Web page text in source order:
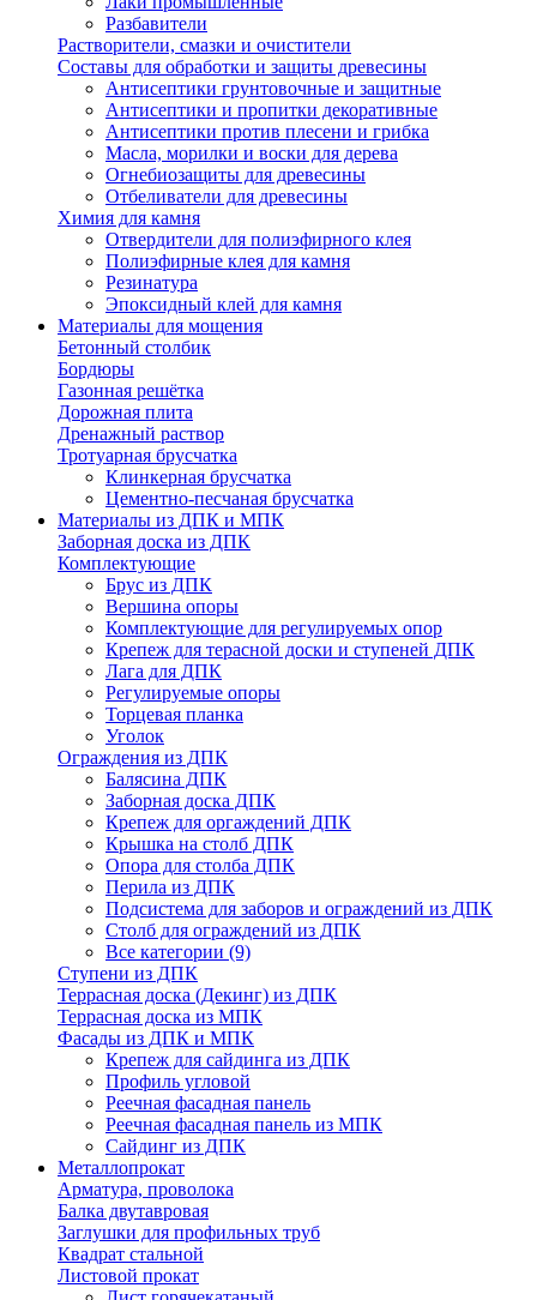
Разбавители
Растворители, смазки и очистители
Составы для обработки и защиты древесины
Антисептики грунтовочные и защитные
Антисептики и пропитки декоративные
Антисептики против плесени и грибка
Масла, морилки и воски для дерева
Огнебиозащиты для древесины
Отбеливатели для древесины
Химия для камня
Отвердители для полиэфирного клея
Полиэфирные клея для камня
Резинатура
Эпоксидный клей для камня
Материалы для мощения
Бетонный столбик
Бордюры
Газонная решётка
Дорожная плита
Дренажный раствор
Тротуарная брусчатка
Клинкерная брусчатка
Цементно-песчаная брусчатка
Материалы из ДПК и МПК
Заборная доска из ДПК
Комплектующие
Брус из ДПК
Вершина опоры
Комплектующие для регулируемых опор
Крепеж для терасной доски и ступеней ДПК
Лага для ДПК
Регулируемые опоры
Торцевая планка
Уголок
Ограждения из ДПК
Балясина ДПК
Заборная доска ДПК
Крепеж для оргаждений ДПК
Крышка на столб ДПК
Опора для столба ДПК
Перила из ДПК
Подсистема для заборов и ограждений из ДПК
Столб для ограждений из ДПК
Все категории (9)
Ступени из ДПК
Террасная доска (Декинг) из ДПК
Террасная доска из МПК
Фасады из ДПК и МПК
Крепеж для сайдинга из ДПК
Профиль угловой
Реечная фасадная панель
Реечная фасадная панель из МПК
Сайдинг из ДПК
Металлопрокат
Арматура, проволока
Балка двутавровая
Заглушки для профильных труб
Квадрат стальной
Листовой прокат